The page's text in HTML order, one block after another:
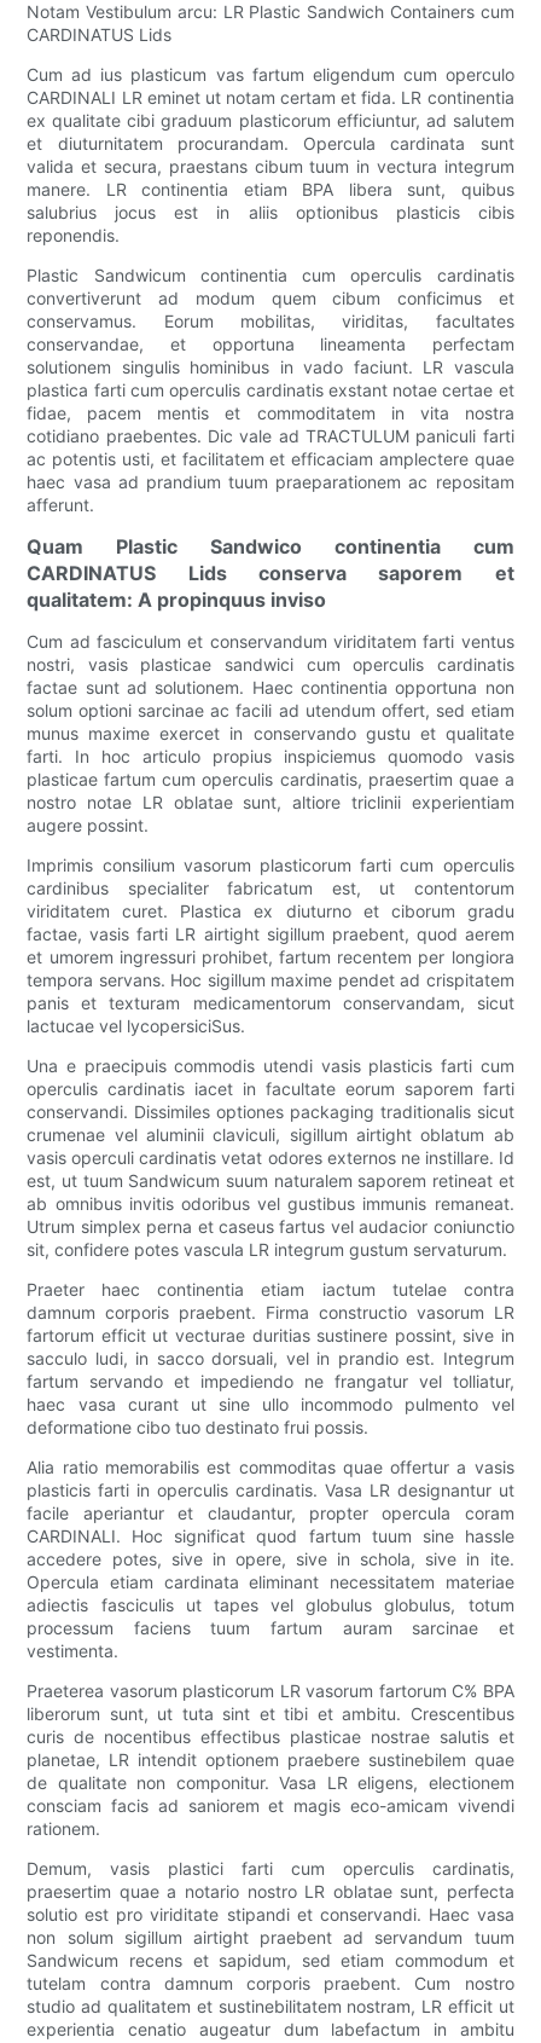
Notam Vestibulum arcu: LR Plastic Sandwich Containers cum
CARDINATUS Lids
Cum ad ius plasticum vas fartum eligendum cum operculo
CARDINALI LR eminet ut notam certam et fida. LR continentia
ex qualitate cibi graduum plasticorum efficiuntur, ad salutem
et diuturnitatem procurandam. Opercula cardinata sunt
valida et secura, praestans cibum tuum in vectura integrum
manere. LR continentia etiam BPA libera sunt, quibus
salubrius jocus est in aliis optionibus plasticis cibis
reponendis.
Plastic Sandwicum continentia cum operculis cardinatis
convertiverunt ad modum quem cibum conficimus et
conservamus. Eorum mobilitas, viriditas, facultates
conservandae, et opportuna lineamenta perfectam
solutionem singulis hominibus in vado faciunt. LR vascula
plastica farti cum operculis cardinatis exstant notae certae et
fidae, pacem mentis et commoditatem in vita nostra
cotidiano praebentes. Dic vale ad TRACTULUM paniculi farti
ac potentis usti, et facilitatem et efficaciam amplectere quae
haec vasa ad prandium tuum praeparationem ac repositam
afferunt.
Quam Plastic Sandwico continentia cum
CARDINATUS Lids conserva saporem et
qualitatem: A propinquus inviso
Cum ad fasciculum et conservandum viriditatem farti ventus
nostri, vasis plasticae sandwici cum operculis cardinatis
factae sunt ad solutionem. Haec continentia opportuna non
solum optioni sarcinae ac facili ad utendum offert, sed etiam
munus maxime exercet in conservando gustu et qualitate
farti. In hoc articulo propius inspiciemus quomodo vasis
plasticae fartum cum operculis cardinatis, praesertim quae a
nostro notae LR oblatae sunt, altiore triclinii experientiam
augere possint.
Imprimis consilium vasorum plasticorum farti cum operculis
cardinibus specialiter fabricatum est, ut contentorum
viriditatem curet. Plastica ex diuturno et ciborum gradu
factae, vasis farti LR airtight sigillum praebent, quod aerem
et umorem ingressuri prohibet, fartum recentem per longiora
tempora servans. Hoc sigillum maxime pendet ad crispitatem
panis et texturam medicamentorum conservandam, sicut
lactucae vel lycopersiciSus.
Una e praecipuis commodis utendi vasis plasticis farti cum
operculis cardinatis iacet in facultate eorum saporem farti
conservandi. Dissimiles optiones packaging traditionalis sicut
crumenae vel aluminii claviculi, sigillum airtight oblatum ab
vasis operculi cardinatis vetat odores externos ne instillare. Id
est, ut tuum Sandwicum suum naturalem saporem retineat et
ab omnibus invitis odoribus vel gustibus immunis remaneat.
Utrum simplex perna et caseus fartus vel audacior coniunctio
sit, confidere potes vascula LR integrum gustum servaturum.
Praeter haec continentia etiam iactum tutelae contra
damnum corporis praebent. Firma constructio vasorum LR
fartorum efficit ut vecturae duritias sustinere possint, sive in
sacculo ludi, in sacco dorsuali, vel in prandio est. Integrum
fartum servando et impediendo ne frangatur vel tolliatur,
haec vasa curant ut sine ullo incommodo pulmento vel
deformatione cibo tuo destinato frui possis.
Alia ratio memorabilis est commoditas quae offertur a vasis
plasticis farti in operculis cardinatis. Vasa LR designantur ut
facile aperiantur et claudantur, propter opercula coram
CARDINALI. Hoc significat quod fartum tuum sine hassle
accedere potes, sive in opere, sive in schola, sive in ite.
Opercula etiam cardinata eliminant necessitatem materiae
adiectis fasciculis ut tapes vel globulus globulus, totum
processum faciens tuum fartum auram sarcinae et
vestimenta.
Praeterea vasorum plasticorum LR vasorum fartorum C% BPA
liberorum sunt, ut tuta sint et tibi et ambitu. Crescentibus
curis de nocentibus effectibus plasticae nostrae salutis et
planetae, LR intendit optionem praebere sustinebilem quae
de qualitate non componitur. Vasa LR eligens, electionem
consciam facis ad saniorem et magis eco-amicam vivendi
rationem.
Demum, vasis plastici farti cum operculis cardinatis,
praesertim quae a notario nostro LR oblatae sunt, perfecta
solutio est pro viriditate stipandi et conservandi. Haec vasa
non solum sigillum airtight praebent ad servandum tuum
Sandwicum recens et sapidum, sed etiam commodum et
tutelam contra damnum corporis praebent. Cum nostro
studio ad qualitatem et sustinebilitatem nostram, LR efficit ut
experientia cenatio augeatur dum labefactum in ambitu